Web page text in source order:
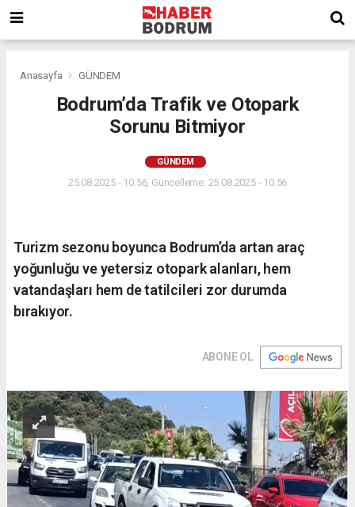
Anasayfa GÜNDEM
Bodrum’da Trafik ve Otopark
Sorunu Bitmiyor
GÜNDEM
25.08.2025 - 10:56, Güncelleme: 25.08.2025 - 10:56
Turizm sezonu boyunca Bodrum’da artan araç
yoğunluğu ve yetersiz otopark alanları, hem
vatandaşları hem de tatilcileri zor durumda
bırakıyor.
ABONE OL